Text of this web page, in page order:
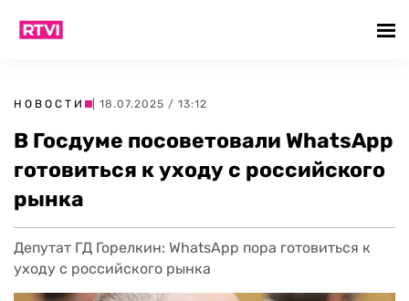
НОВОСТИ | 18.07.2025 / 13:12
В Госдуме посоветовали WhatsApp
готовиться к уходу с российского
рынка
Депутат ГД Горелкин: WhatsApp пора готовиться к
уходу с российского рынка